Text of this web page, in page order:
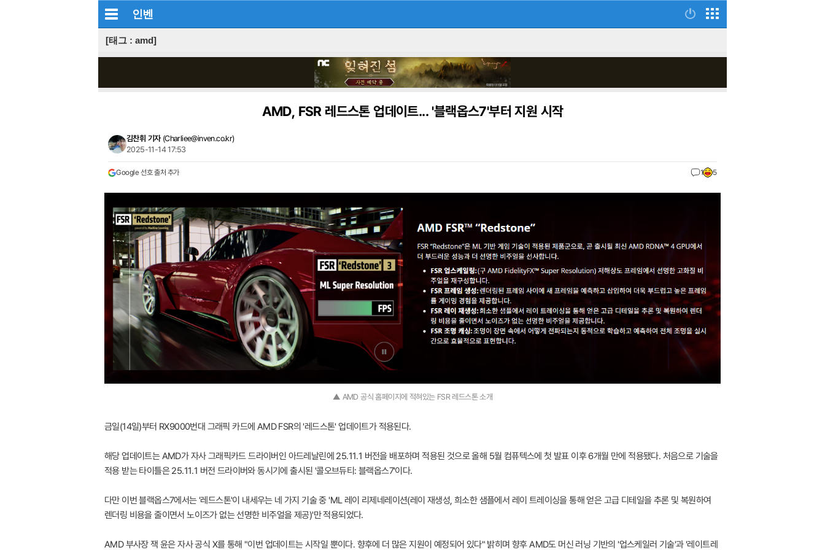
인벤
[태그 : amd]
AMD, FSR 레드스톤 업데이트... '블랙옵스7'부터 지원 시작
김찬휘 기자 (Charliee@inven.co.kr)
2025-11-14 17:53
Google 선호 출처 추가 1 5
▲ AMD 공식 홈페이지에 적혀있는 FSR 레드스톤 소개
금일(14일)부터 RX9000번대 그래픽 카드에 AMD FSR의 '레드스톤' 업데이트가 적용된다.
해당 업데이트는 AMD가 자사 그래픽카드 드라이버인 아드레날린에 25.11.1 버전을 배포하며 적용된 것으로 올해 5월 컴퓨텍스에 첫 발표 이후 6개월 만에 적용됐다. 처음으로 기술을
적용 받는 타이틀은 25.11.1 버전 드라이버와 동시기에 출시된 '콜오브듀티: 블랙옵스7'이다.
다만 이번 블랙옵스7에서는 '레드스톤'이 내세우는 네 가지 기술 중 'ML 레이 리제네레이션(레이 재생성, 희소한 샘플에서 레이 트레이싱을 통해 얻은 고급 디테일을 추론 및 복원하여
렌더링 비용을 줄이면서 노이즈가 없는 선명한 비주얼을 제공)'만 적용되었다.
AMD 부사장 잭 윤은 자사 공식 X를 통해 "이번 업데이트는 시작일 뿐이다. 향후에 더 많은 지원이 예정되어 있다" 밝히며 향후 AMD도 머신 러닝 기반의 '업스케일러 기술'과 '레이트레